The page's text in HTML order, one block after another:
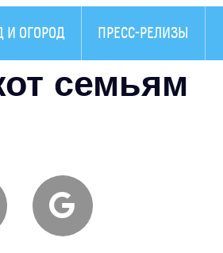
И ОГОРОД ПРЕСС-РЕЛИЗЫ
семьям